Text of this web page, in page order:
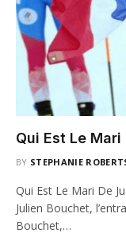
Qui Est Le
BY STEPHANIE
Qui Est Le Mari De
Julien Bouchet,
Bouchet,…